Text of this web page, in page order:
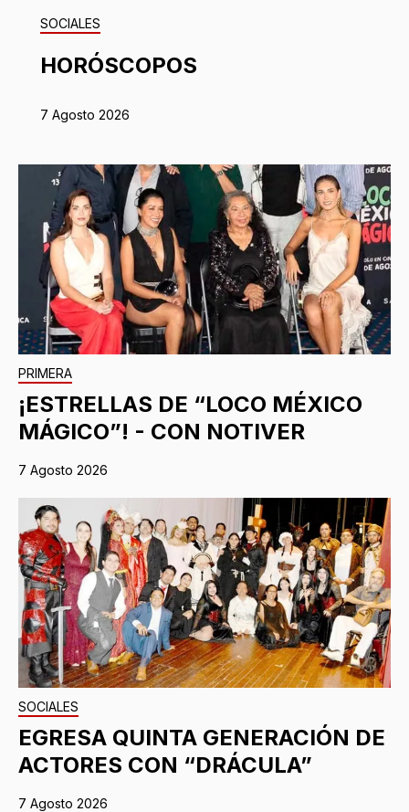
SOCIALES
HORÓSCOPOS
7 Agosto 2026
PRIMERA
¡ESTRELLAS DE “LOCO MÉXICO
MÁGICO”! - CON NOTIVER
7 Agosto 2026
SOCIALES
EGRESA QUINTA GENERACIÓN DE
ACTORES CON “DRÁCULA”
7 Agosto 2026